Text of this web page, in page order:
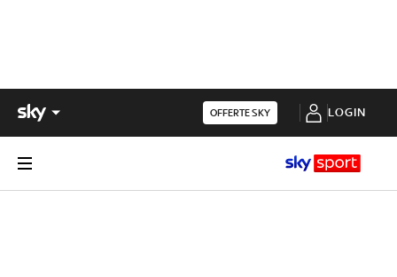
OFFERTE SKY LOGIN